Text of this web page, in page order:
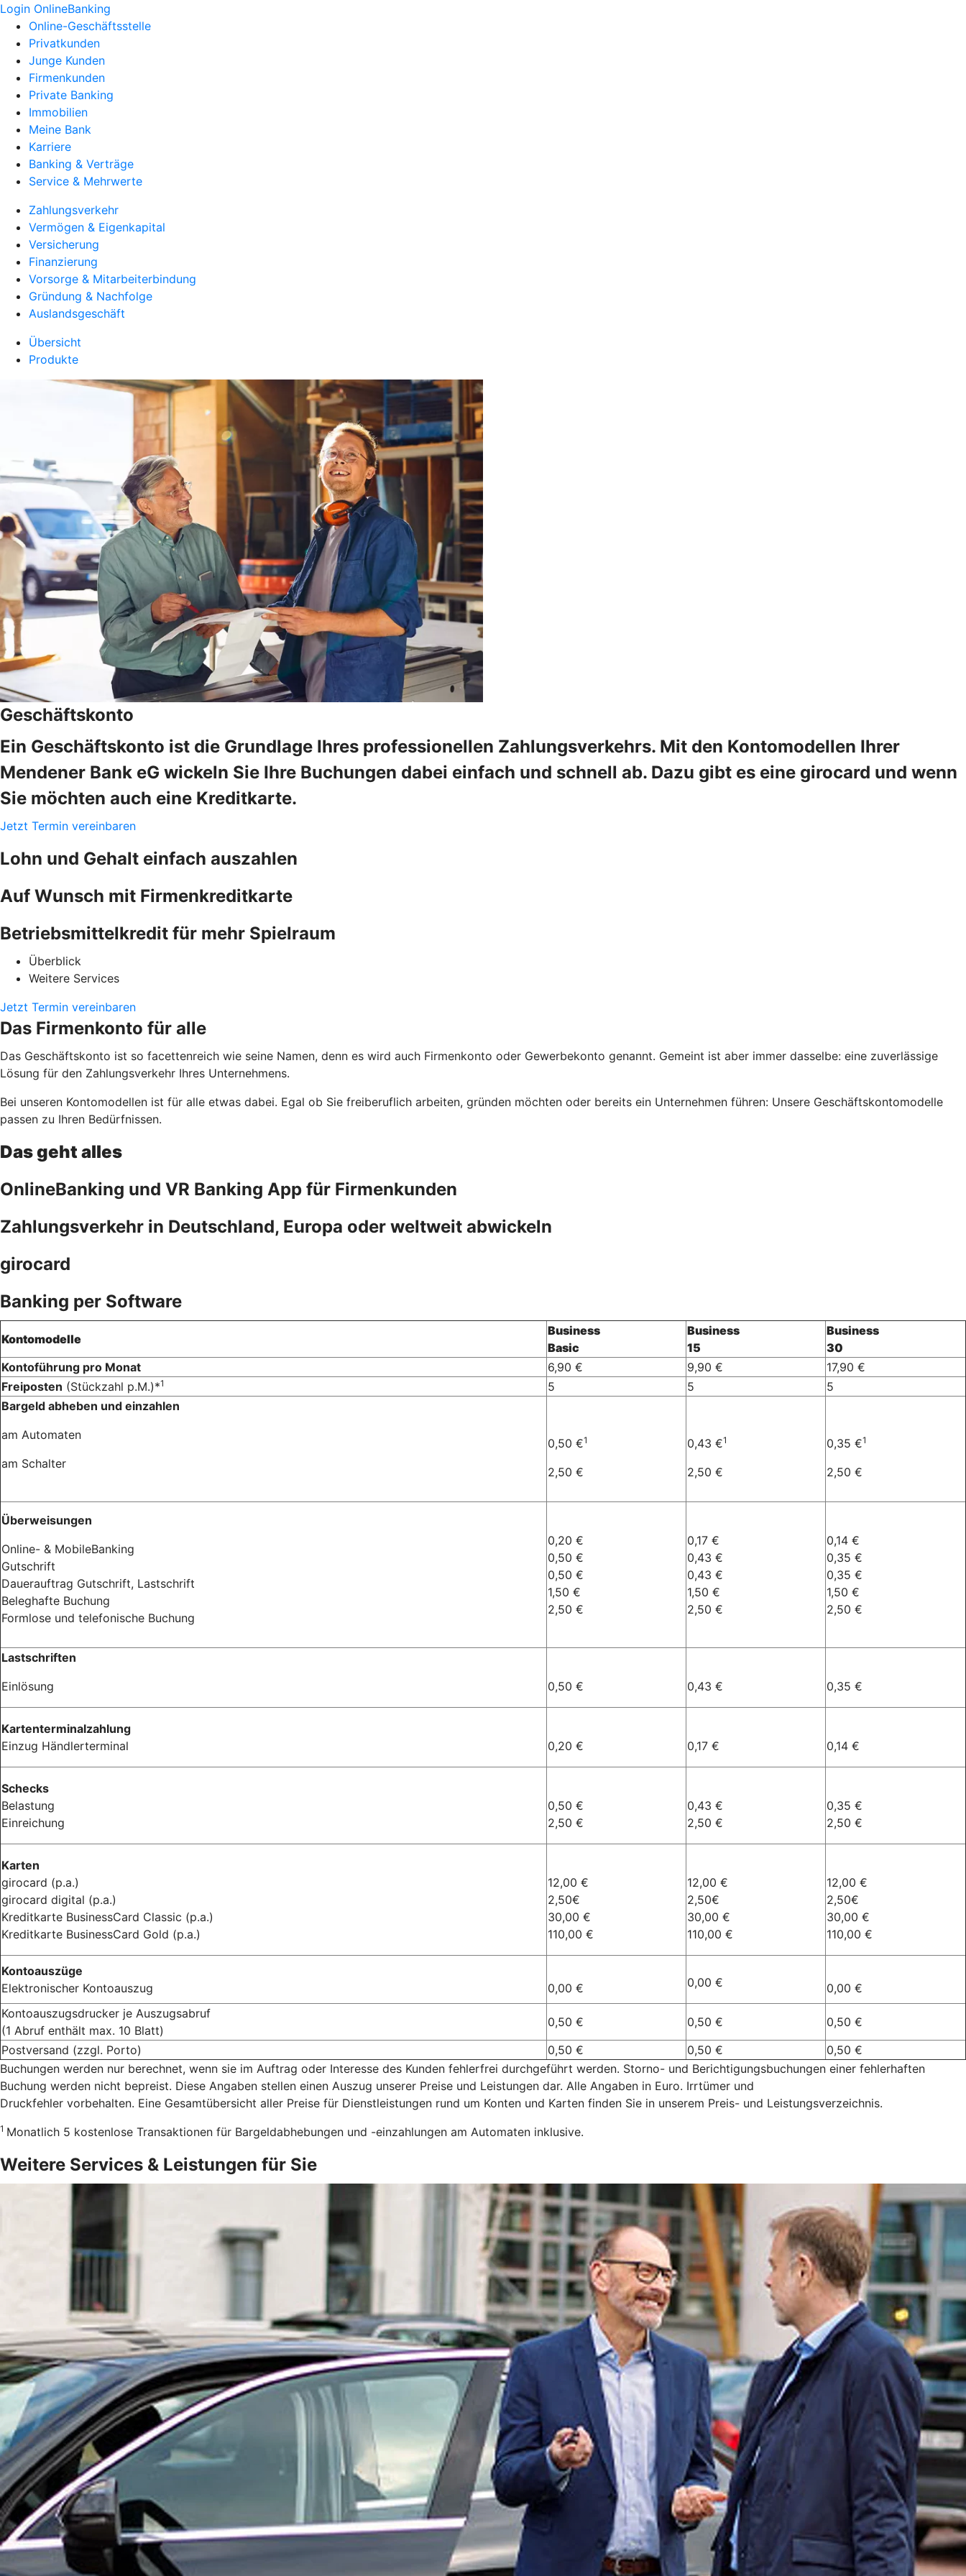
Login OnlineBanking
Online-Geschäftsstelle
Privatkunden
Junge Kunden
Firmenkunden
Private Banking
Immobilien
Meine Bank
Karriere
Banking & Verträge
Service & Mehrwerte
Zahlungsverkehr
Vermögen & Eigenkapital
Versicherung
Finanzierung
Vorsorge & Mitarbeiterbindung
Gründung & Nachfolge
Auslandsgeschäft
Übersicht
Produkte
Geschäftskonto
Ein Geschäftskonto ist die Grundlage Ihres professionellen Zahlungsverkehrs. Mit den Kontomodellen Ihrer
Mendener Bank eG wickeln Sie Ihre Buchungen dabei einfach und schnell ab. Dazu gibt es eine girocard und wenn
Sie möchten auch eine Kreditkarte.
Jetzt Termin vereinbaren
Lohn und Gehalt einfach auszahlen
Auf Wunsch mit Firmenkreditkarte
Betriebsmittelkredit für mehr Spielraum
Überblick
Weitere Services
Jetzt Termin vereinbaren
Das Firmenkonto für alle
Das Geschäftskonto ist so facettenreich wie seine Namen, denn es wird auch Firmenkonto oder Gewerbekonto genannt. Gemeint ist aber immer dasselbe: eine zuverlässige
Lösung für den Zahlungsverkehr Ihres Unternehmens.
Bei unseren Kontomodellen ist für alle etwas dabei. Egal ob Sie freiberuflich arbeiten, gründen möchten oder bereits ein Unternehmen führen: Unsere Geschäftskontomodelle
passen zu Ihren Bedürfnissen.
Das geht alles
OnlineBanking und VR Banking App für Firmenkunden
Zahlungsverkehr in Deutschland, Europa oder weltweit abwickeln
girocard
Banking per Software
Kontomodelle
Business
Basic
Business
15
Business
30
Kontoführung pro Monat
6,90 € 9,90 €
17,90 €
Freiposten (Stückzahl p.M.)*1 5 5
5
Bargeld abheben und einzahlen
am Automaten
am Schalter
0,50 €1
2,50 €
0,43 €1
2,50 €
0,35 €1
2,50 €
Überweisungen
Online- & MobileBanking
Gutschrift
Dauerauftrag Gutschrift, Lastschrift
Beleghafte Buchung
Formlose und telefonische Buchung
0,20 €
0,50 €
0,50 €
1,50 €
2,50 €
0,17 €
0,43 €
0,43 €
1,50 €
2,50 €
0,14 €
0,35 €
0,35 €
1,50 €
2,50 €
Lastschriften
Einlösung
0,50 € 0,43 € 0,35 €
Kartenterminalzahlung
Einzug Händlerterminal
0,20 € 0,17 € 0,14 €
Schecks
Belastung
Einreichung
0,50 €
2,50 €
0,43 €
2,50 €
0,35 €
2,50 €
Karten
girocard (p.a.)
girocard digital (p.a.)
Kreditkarte BusinessCard Classic (p.a.)
Kreditkarte BusinessCard Gold (p.a.)
12,00 €
2,50€
30,00 €
110,00 €
12,00 €
2,50€
30,00 €
110,00 €
12,00 €
2,50€
30,00 €
110,00 €
Kontoauszüge
Elektronischer Kontoauszug
0,00 € 0,00 €
0,00 €
Kontoauszugsdrucker je Auszugsabruf
(1 Abruf enthält max. 10 Blatt)
0,50 € 0,50 €
0,50 €
Postversand (zzgl. Porto)
0,50 € 0,50 €
0,50 €
Buchungen werden nur berechnet, wenn sie im Auftrag oder Interesse des Kunden fehlerfrei durchgeführt werden. Storno- und Berichtigungsbuchungen einer fehlerhaften
Buchung werden nicht bepreist. Diese Angaben stellen einen Auszug unserer Preise und Leistungen dar. Alle Angaben in Euro. Irrtümer und
Druckfehler vorbehalten. Eine Gesamtübersicht aller Preise für Dienstleistungen rund um Konten und Karten finden Sie in unserem Preis- und Leistungsverzeichnis.
1 Monatlich 5 kostenlose Transaktionen für Bargeldabhebungen und -einzahlungen am Automaten inklusive.
Weitere Services & Leistungen für Sie